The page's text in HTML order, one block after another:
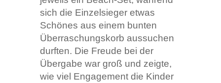
sich die Einzelsieger etwas
Schönes aus einem bunten
Überraschungskorb aussuchen
durften. Die Freude bei der
Übergabe war groß und zeigte,
wie viel Engagement die Kinder